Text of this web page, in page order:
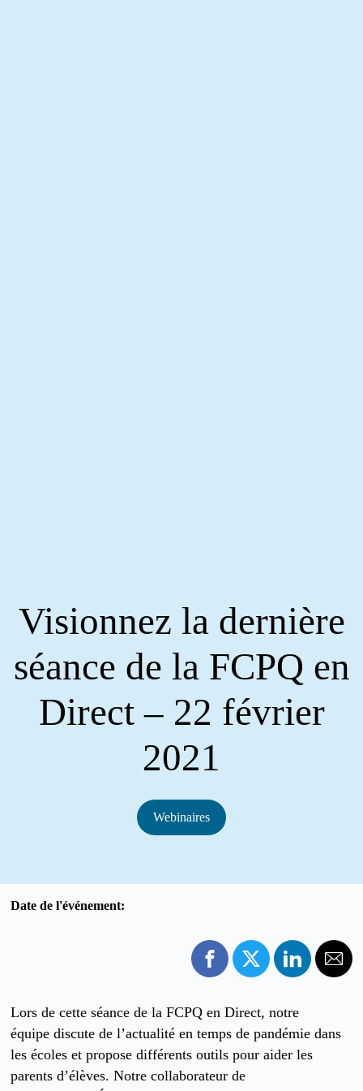
Visionnez la dernière
séance de la FCPQ en
Direct – 22 février
2021
Webinaires
Date de l'événement:
Lors de cette séance de la FCPQ en Direct, notre
équipe discute de l’actualité en temps de pandémie dans
les écoles et propose différents outils pour aider les
parents d’élèves. Notre collaborateur de